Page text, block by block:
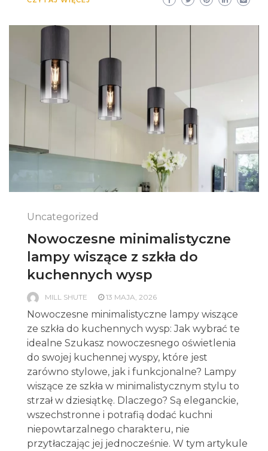
Uncategorized
Nowoczesne minimalistyczne
lampy wiszące z szkła do
kuchennych wysp
MILL SHUTE 13 MAJA, 2026
Nowoczesne minimalistyczne lampy wiszące
ze szkła do kuchennych wysp: Jak wybrać te
idealne Szukasz nowoczesnego oświetlenia
do swojej kuchennej wyspy, które jest
zarówno stylowe, jak i funkcjonalne? Lampy
wiszące ze szkła w minimalistycznym stylu to
strzał w dziesiątkę. Dlaczego? Są eleganckie,
wszechstronne i potrafią dodać kuchni
niepowtarzalnego charakteru, nie
przytłaczając jej jednocześnie. W tym artykule